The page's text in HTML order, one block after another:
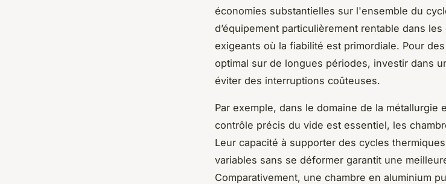
économies substantielles sur l'ensemble du
d’équipement particulièrement rentable dans
exigeants où la fiabilité est primordiale. Pour
optimal sur de longues périodes, investir dans
éviter des interruptions coûteuses.
Par exemple, dans le domaine de la métallurgie
contrôle précis du vide est essentiel, les
Leur capacité à supporter des cycles
variables sans se déformer garantit une
Comparativement, une chambre en aluminium